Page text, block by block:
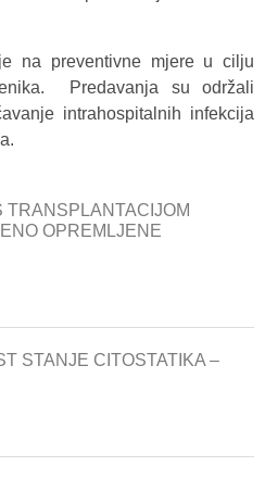
na preventivne mjere u cilju
Predavanja su održali
intrahospitalnih infekcija
TRANSPLANTACIJOM
OPREMLJENE
STANJE CITOSTATIKA –